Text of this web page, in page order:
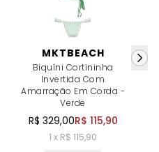
MKTBEACH
Biquíni Cortininha
Invertida Com
Amarração Em Corda -
Verde
R$ 329,00R$ 115,90
1 x R$ 115,90